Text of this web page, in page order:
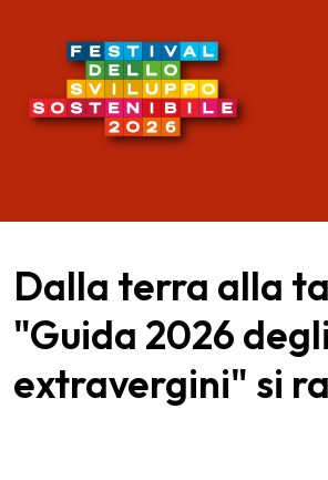
Dalla terra alla
"Guida 2026
extravergini" si